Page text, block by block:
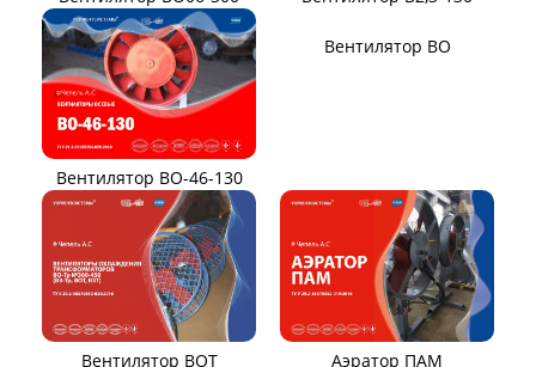
ВЕНТИЛЯТОРЫ ПЫЛЕВЫЕ
Вентилятор ВЦП 5-45
Вентилятор ВЦП
Вентилятор ВЦП 6-45 Вентилятор ВЦП 7-40
Вентилятор ВПЗ Вентилятор В-ЦП8
Вентилятор В-Ц6-30 Виброизоляторы ВРВ
Виброизоляторы ДО